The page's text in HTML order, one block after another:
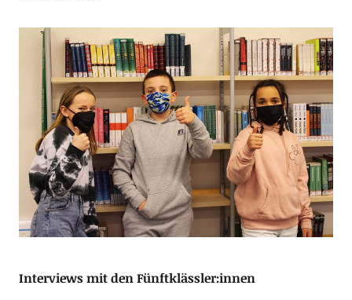
Interviews mit den Fünftklässler:innen